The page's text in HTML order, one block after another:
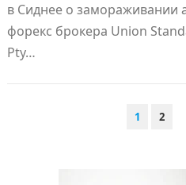
в Сиднее о замораживании
форекс брокера Union
Pty…
1 2